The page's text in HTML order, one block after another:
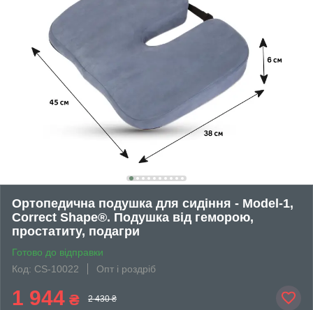
Ортопедична подушка для сидіння - Model-1,
Correct Shape®. Подушка від геморою,
простатиту, подагри
Готово до відправки
Код: CS-10022
Опт і роздріб
1 944 ₴ 2 430 ₴